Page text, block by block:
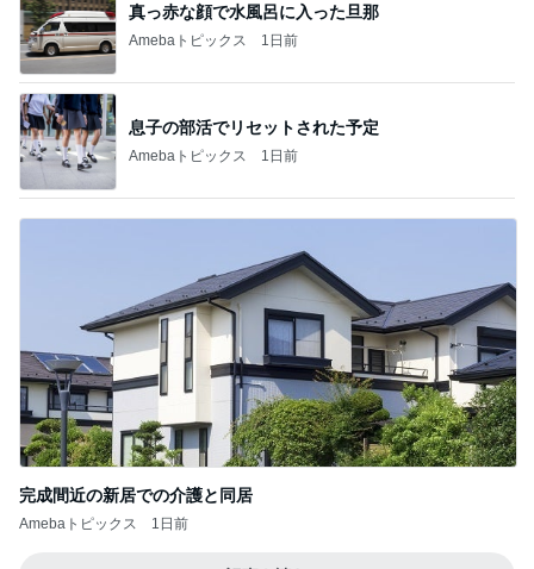
真っ赤な顔で水風呂に入った旦那
Amebaトピックス 1日前
息子の部活でリセットされた予定
Amebaトピックス 1日前
完成間近の新居での介護と同居
Amebaトピックス 1日前